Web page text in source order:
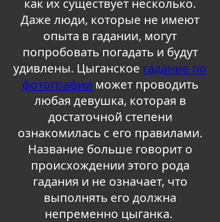
Даже люди, которые не имеют
опыта в гадании, могут
попробовать погадать и будут
удивлены. Цыганское гадание по
фотографии может проводить
любая девушка, которая в
достаточной степени
ознакомилась с его правилами.
Название больше говорит о
происхождении этого рода
гадания и не означает, что
выполнять его должна
непременно цыганка.